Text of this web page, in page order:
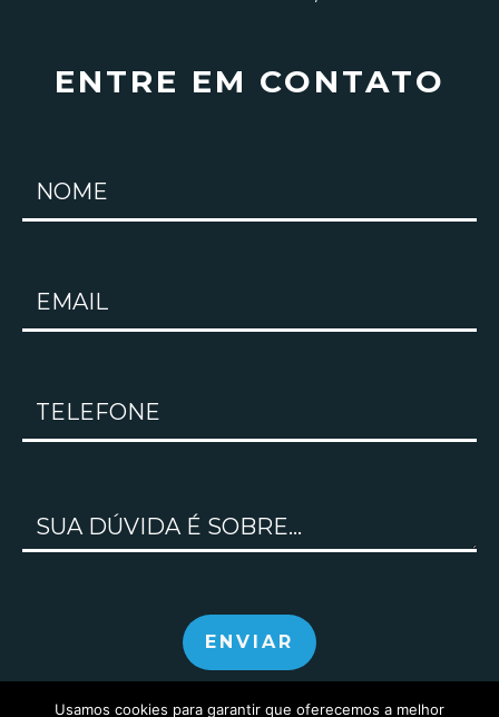
ENTRE EM CONTATO
Usamos cookies para garantir que oferecemos a melhor